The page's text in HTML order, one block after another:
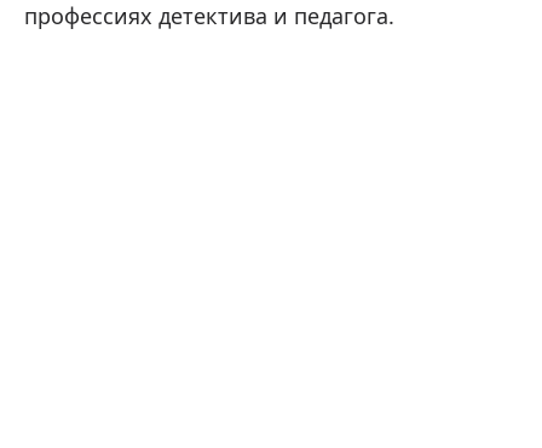
профессиях детектива и педагога.